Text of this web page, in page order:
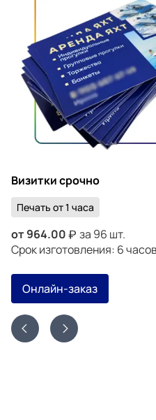
Визитки срочно
Печать от 1 часа
от964.00
за 96 шт.
Срок изготовления: 6 часов
Онлайн-заказ